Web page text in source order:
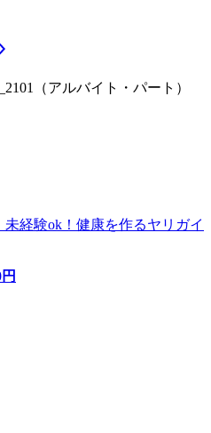
（アルバイト・パート）
経験ok！健康を作るヤリガイ
円